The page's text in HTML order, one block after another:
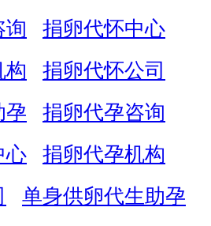
询
捐卵代怀中心
构
捐卵代怀公司
孕
捐卵代孕咨询
心
捐卵代孕机构
单身供卵代生助孕